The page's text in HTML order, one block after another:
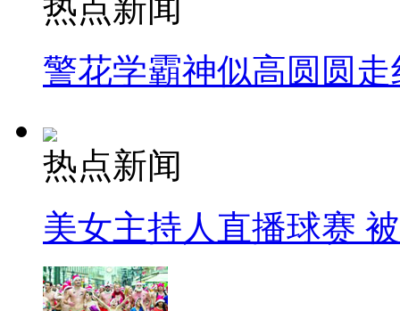
热点新闻
警花学霸神似高圆圆走
热点新闻
美女主持人直播球赛